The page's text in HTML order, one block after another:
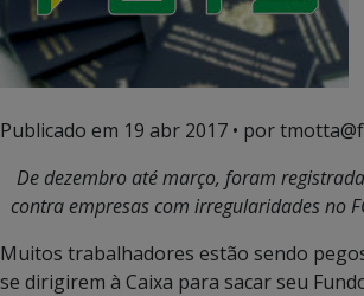
Publicado em 19 abr 2017 • por
De dezembro até março, foram
contra empresas com irregularidades no
Muitos trabalhadores estão sendo
se dirigirem à Caixa para sacar seu